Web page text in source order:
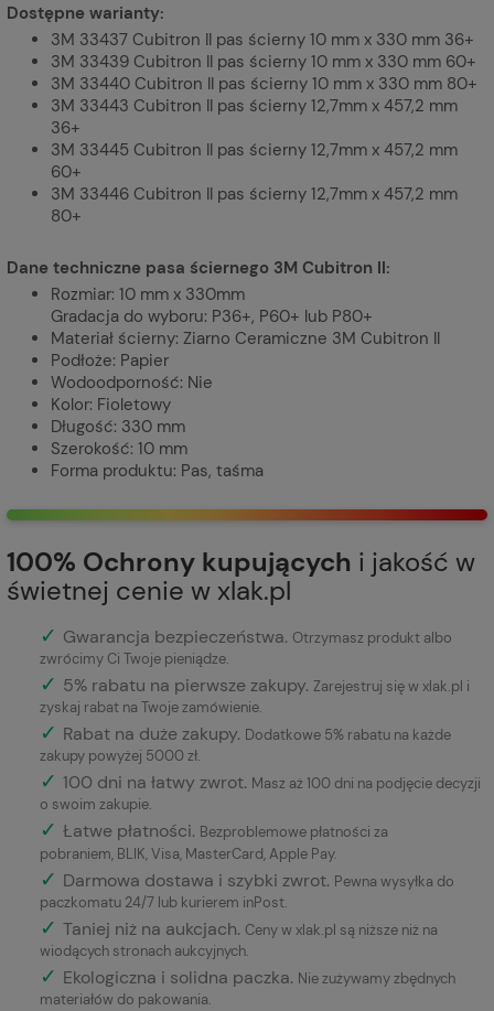
Dostępne warianty:
3M 33437 Cubitron II pas ścierny 10 mm x 330 mm 36+
3M 33439 Cubitron II pas ścierny 10 mm x 330 mm 60+
3M 33440 Cubitron II pas ścierny 10 mm x 330 mm 80+
3M 33443 Cubitron II pas ścierny 12,7mm x 457,2 mm
36+
3M 33445 Cubitron II pas ścierny 12,7mm x 457,2 mm
60+
3M 33446 Cubitron II pas ścierny 12,7mm x 457,2 mm
80+
Dane techniczne pasa ściernego 3M Cubitron II:
Rozmiar: 10 mm x 330mm
Gradacja do wyboru: P36+, P60+ lub P80+
Materiał ścierny: Ziarno Ceramiczne 3M Cubitron II
Podłoże: Papier
Wodoodporność: Nie
Kolor: Fioletowy
Długość: 330 mm
Szerokość: 10 mm
Forma produktu: Pas, taśma
100% Ochrony kupujących i jakość w
świetnej cenie w xlak.pl
✓ Gwarancja bezpieczeństwa. Otrzymasz produkt albo
zwrócimy Ci Twoje pieniądze.
✓ 5% rabatu na pierwsze zakupy. Zarejestruj się w xlak.pl i
zyskaj rabat na Twoje zamówienie.
✓ Rabat na duże zakupy. Dodatkowe 5% rabatu na każde
zakupy powyżej 5000 zł.
✓ 100 dni na łatwy zwrot. Masz aż 100 dni na podjęcie decyzji
o swoim zakupie.
✓ Łatwe płatności. Bezproblemowe płatności za
pobraniem, BLIK, Visa, MasterCard, Apple Pay.
✓ Darmowa dostawa i szybki zwrot. Pewna wysyłka do
paczkomatu 24/7 lub kurierem inPost.
✓ Taniej niż na aukcjach. Ceny w xlak.pl są niższe niż na
wiodących stronach aukcyjnych.
✓ Ekologiczna i solidna paczka. Nie zużywamy zbędnych
materiałów do pakowania.